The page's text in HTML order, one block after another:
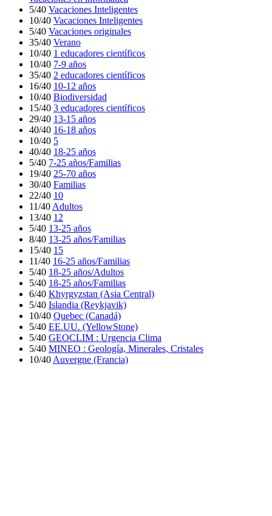
5/40 Vacaciones Inteligentes
10/40 Vacaciones Inteligentes
5/40 Vacaciones originales
35/40 Verano
10/40 1 educadores científicos
10/40 7-9 años
35/40 2 educadores científicos
16/40 10-12 años
10/40 Biodiversidad
15/40 3 educadores científicos
29/40 13-15 años
40/40 16-18 años
10/40 5
40/40 18-25 años
5/40 7-25 años/Familias
19/40 25-70 años
30/40 Familias
22/40 10
11/40 Adultos
13/40 12
5/40 13-25 años
8/40 13-25 años/Familias
15/40 15
11/40 16-25 años/Familias
5/40 18-25 años/Adultos
5/40 18-25 años/Familias
6/40 Khyrgyzstan (Asia Central)
5/40 Islandia (Reykjavik)
10/40 Quebec (Canadá)
5/40 EE.UU. (YellowStone)
5/40 GEOCLIM : Urgencia Clima
5/40 MINEO : Geología, Minerales, Cristales
10/40 Auvergne (Francia)